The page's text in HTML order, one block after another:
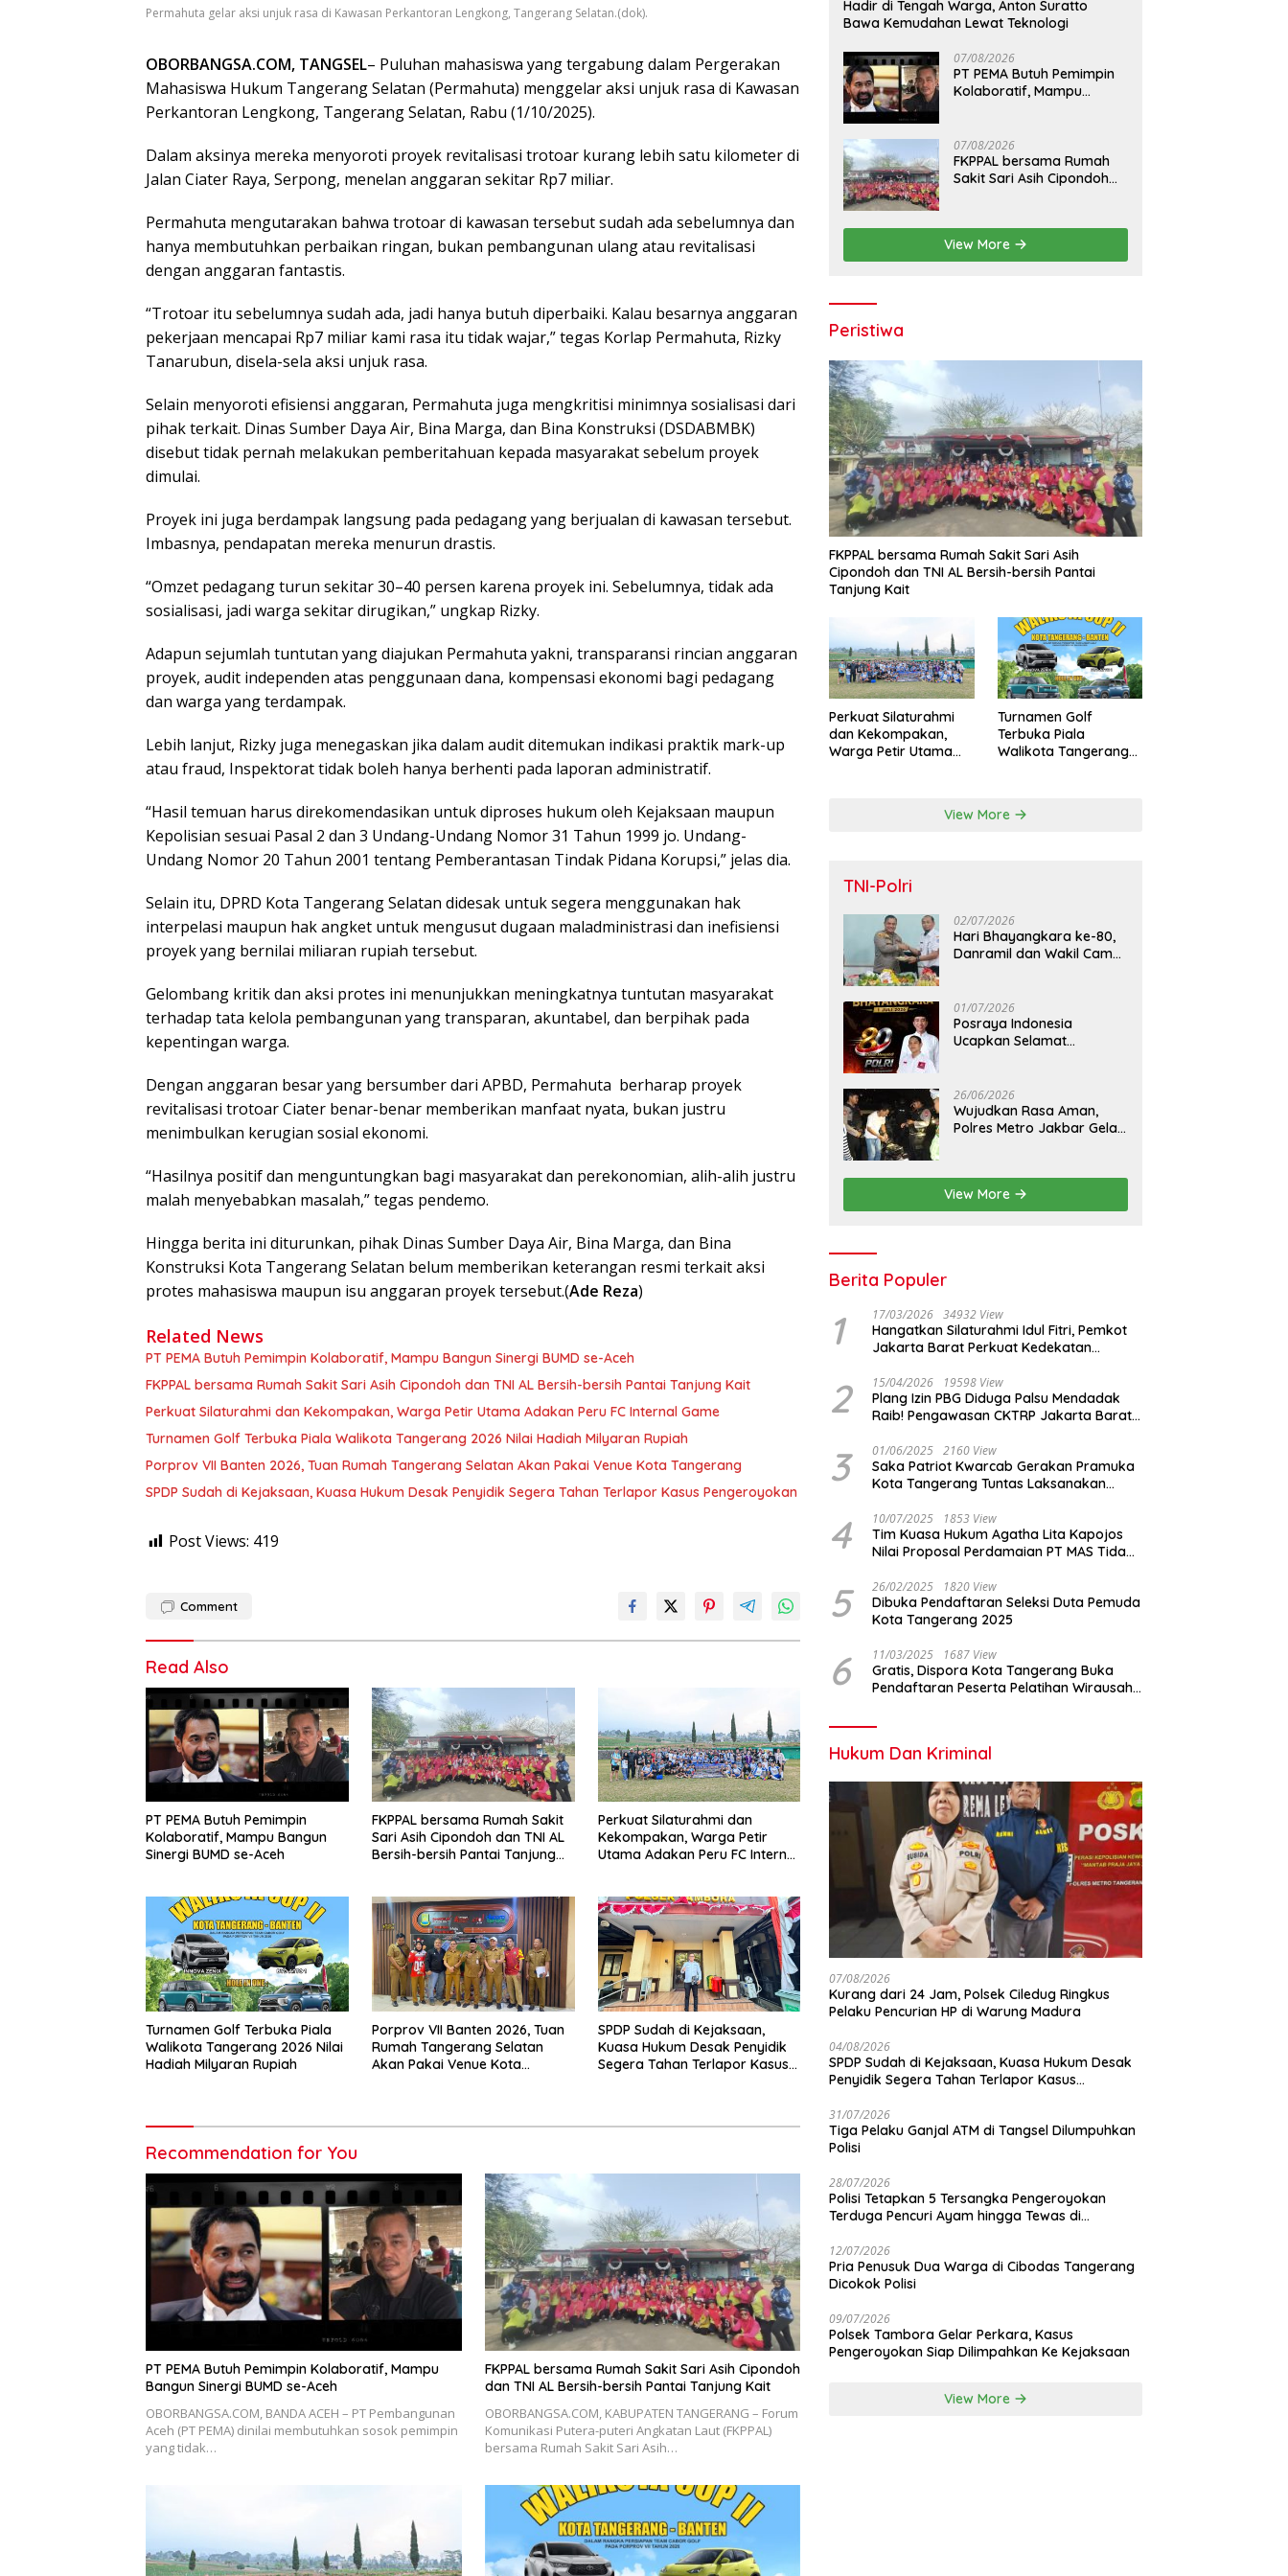
Permahuta gelar aksi unjuk rasa di Kawasan Perkantoran Lengkong, Tangerang Selatan.(dok).
OBORBANGSA.COM, TANGSEL– Puluhan mahasiswa yang tergabung dalam Pergerakan
Mahasiswa Hukum Tangerang Selatan (Permahuta) menggelar aksi unjuk rasa di Kawasan
Perkantoran Lengkong, Tangerang Selatan, Rabu (1/10/2025).
Dalam aksinya mereka menyoroti proyek revitalisasi trotoar kurang lebih satu kilometer di
Jalan Ciater Raya, Serpong, menelan anggaran sekitar Rp7 miliar.
Permahuta mengutarakan bahwa trotoar di kawasan tersebut sudah ada sebelumnya dan
hanya membutuhkan perbaikan ringan, bukan pembangunan ulang atau revitalisasi
dengan anggaran fantastis.
“Trotoar itu sebelumnya sudah ada, jadi hanya butuh diperbaiki. Kalau besarnya anggaran
pekerjaan mencapai Rp7 miliar kami rasa itu tidak wajar,” tegas Korlap Permahuta, Rizky
Tanarubun, disela-sela aksi unjuk rasa.
Selain menyoroti efisiensi anggaran, Permahuta juga mengkritisi minimnya sosialisasi dari
pihak terkait. Dinas Sumber Daya Air, Bina Marga, dan Bina Konstruksi (DSDABMBK)
disebut tidak pernah melakukan pemberitahuan kepada masyarakat sebelum proyek
dimulai.
Proyek ini juga berdampak langsung pada pedagang yang berjualan di kawasan tersebut.
Imbasnya, pendapatan mereka menurun drastis.
“Omzet pedagang turun sekitar 30–40 persen karena proyek ini. Sebelumnya, tidak ada
sosialisasi, jadi warga sekitar dirugikan,” ungkap Rizky.
Adapun sejumlah tuntutan yang diajukan Permahuta yakni, transparansi rincian anggaran
proyek, audit independen atas penggunaan dana, kompensasi ekonomi bagi pedagang
dan warga yang terdampak.
Lebih lanjut, Rizky juga menegaskan jika dalam audit ditemukan indikasi praktik mark-up
atau fraud, Inspektorat tidak boleh hanya berhenti pada laporan administratif.
“Hasil temuan harus direkomendasikan untuk diproses hukum oleh Kejaksaan maupun
Kepolisian sesuai Pasal 2 dan 3 Undang-Undang Nomor 31 Tahun 1999 jo. Undang-
Undang Nomor 20 Tahun 2001 tentang Pemberantasan Tindak Pidana Korupsi,” jelas dia.
Selain itu, DPRD Kota Tangerang Selatan didesak untuk segera menggunakan hak
interpelasi maupun hak angket untuk mengusut dugaan maladministrasi dan inefisiensi
proyek yang bernilai miliaran rupiah tersebut.
Gelombang kritik dan aksi protes ini menunjukkan meningkatnya tuntutan masyarakat
terhadap tata kelola pembangunan yang transparan, akuntabel, dan berpihak pada
kepentingan warga.
Dengan anggaran besar yang bersumber dari APBD, Permahuta berharap proyek
revitalisasi trotoar Ciater benar-benar memberikan manfaat nyata, bukan justru
menimbulkan kerugian sosial ekonomi.
“Hasilnya positif dan menguntungkan bagi masyarakat dan perekonomian, alih-alih justru
malah menyebabkan masalah,” tegas pendemo.
Hingga berita ini diturunkan, pihak Dinas Sumber Daya Air, Bina Marga, dan Bina
Konstruksi Kota Tangerang Selatan belum memberikan keterangan resmi terkait aksi
protes mahasiswa maupun isu anggaran proyek tersebut.(Ade Reza)
Related News
PT PEMA Butuh Pemimpin Kolaboratif, Mampu Bangun Sinergi BUMD se-Aceh
FKPPAL bersama Rumah Sakit Sari Asih Cipondoh dan TNI AL Bersih-bersih Pantai Tanjung Kait
Perkuat Silaturahmi dan Kekompakan, Warga Petir Utama Adakan Peru FC Internal Game
Turnamen Golf Terbuka Piala Walikota Tangerang 2026 Nilai Hadiah Milyaran Rupiah
Porprov VII Banten 2026, Tuan Rumah Tangerang Selatan Akan Pakai Venue Kota Tangerang
SPDP Sudah di Kejaksaan, Kuasa Hukum Desak Penyidik Segera Tahan Terlapor Kasus Pengeroyokan
Post Views: 419
Comment
Read Also
PT PEMA Butuh Pemimpin
Kolaboratif, Mampu Bangun
Sinergi BUMD se-Aceh
FKPPAL bersama Rumah Sakit
Sari Asih Cipondoh dan TNI AL
Bersih-bersih Pantai Tanjung
Perkuat Silaturahmi dan
Kekompakan, Warga Petir
Utama Adakan Peru FC Internal
Turnamen Golf Terbuka Piala
Walikota Tangerang 2026 Nilai
Hadiah Milyaran Rupiah
Porprov VII Banten 2026, Tuan
Rumah Tangerang Selatan
Akan Pakai Venue Kota
SPDP Sudah di Kejaksaan,
Kuasa Hukum Desak Penyidik
Segera Tahan Terlapor Kasus
Recommendation for You
PT PEMA Butuh Pemimpin Kolaboratif, Mampu
Bangun Sinergi BUMD se-Aceh
OBORBANGSA.COM, BANDA ACEH – PT Pembangunan
Aceh (PT PEMA) dinilai membutuhkan sosok pemimpin
yang tidak…
FKPPAL bersama Rumah Sakit Sari Asih Cipondoh
dan TNI AL Bersih-bersih Pantai Tanjung Kait
OBORBANGSA.COM, KABUPATEN TANGERANG – Forum
Komunikasi Putera-puteri Angkatan Laut (FKPPAL)
bersama Rumah Sakit Sari Asih…
Hadir di Tengah Warga, Anton Suratto
Bawa Kemudahan Lewat Teknologi
07/08/2026
PT PEMA Butuh Pemimpin
Kolaboratif, Mampu
07/08/2026
FKPPAL bersama Rumah
Sakit Sari Asih Cipondoh
View More
Peristiwa
FKPPAL bersama Rumah Sakit Sari Asih
Cipondoh dan TNI AL Bersih-bersih Pantai
Tanjung Kait
Perkuat Silaturahmi
dan Kekompakan,
Warga Petir Utama
Turnamen Golf
Terbuka Piala
Walikota Tangerang
View More
TNI-Polri
02/07/2026
Hari Bhayangkara ke-80,
Danramil dan Wakil Camat
01/07/2026
Posraya Indonesia
Ucapkan Selamat
Polri Menjaga Kamtibmas
26/06/2026
Wujudkan Rasa Aman,
Polres Metro Jakbar Gelar
View More
Berita Populer
1 17/03/2026 34932 View
Hangatkan Silaturahmi Idul Fitri, Pemkot
Jakarta Barat Perkuat Kedekatan
2 15/04/2026 19598 View
Plang Izin PBG Diduga Palsu Mendadak
Raib! Pengawasan CKTRP Jakarta Barat
3 01/06/2025 2160 View
Saka Patriot Kwarcab Gerakan Pramuka
Kota Tangerang Tuntas Laksanakan
4 10/07/2025 1853 View
Tim Kuasa Hukum Agatha Lita Kapojos
Nilai Proposal Perdamaian PT MAS Tidak
5 26/02/2025 1820 View
Dibuka Pendaftaran Seleksi Duta Pemuda
Kota Tangerang 2025
6 11/03/2025 1687 View
Gratis, Dispora Kota Tangerang Buka
Pendaftaran Peserta Pelatihan Wirausaha
Hukum Dan Kriminal
07/08/2026
Kurang dari 24 Jam, Polsek Ciledug Ringkus
Pelaku Pencurian HP di Warung Madura
04/08/2026
SPDP Sudah di Kejaksaan, Kuasa Hukum Desak
Penyidik Segera Tahan Terlapor Kasus
31/07/2026
Tiga Pelaku Ganjal ATM di Tangsel Dilumpuhkan
Polisi
28/07/2026
Polisi Tetapkan 5 Tersangka Pengeroyokan
Terduga Pencuri Ayam hingga Tewas di
12/07/2026
Pria Penusuk Dua Warga di Cibodas Tangerang
Dicokok Polisi
09/07/2026
Polsek Tambora Gelar Perkara, Kasus
Pengeroyokan Siap Dilimpahkan Ke Kejaksaan
View More